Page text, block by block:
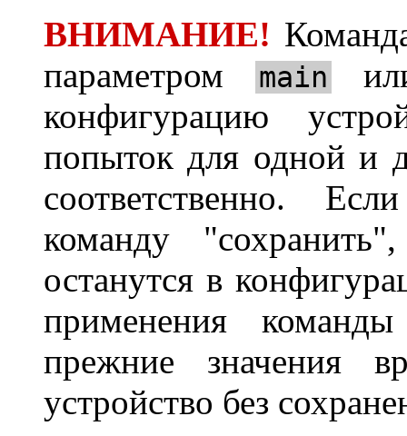
ВНИМАНИЕ!
параметром
main
конфигурацию
попыток для одной и
соответственно.
команду
останутся в
применения команды
прежние значения
устройство без